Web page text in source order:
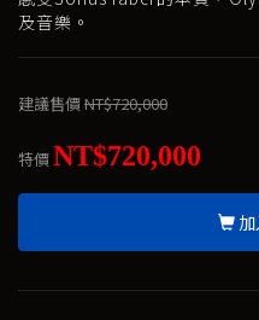
及音樂。
建議售價NT$720,000
特價NT$720,000